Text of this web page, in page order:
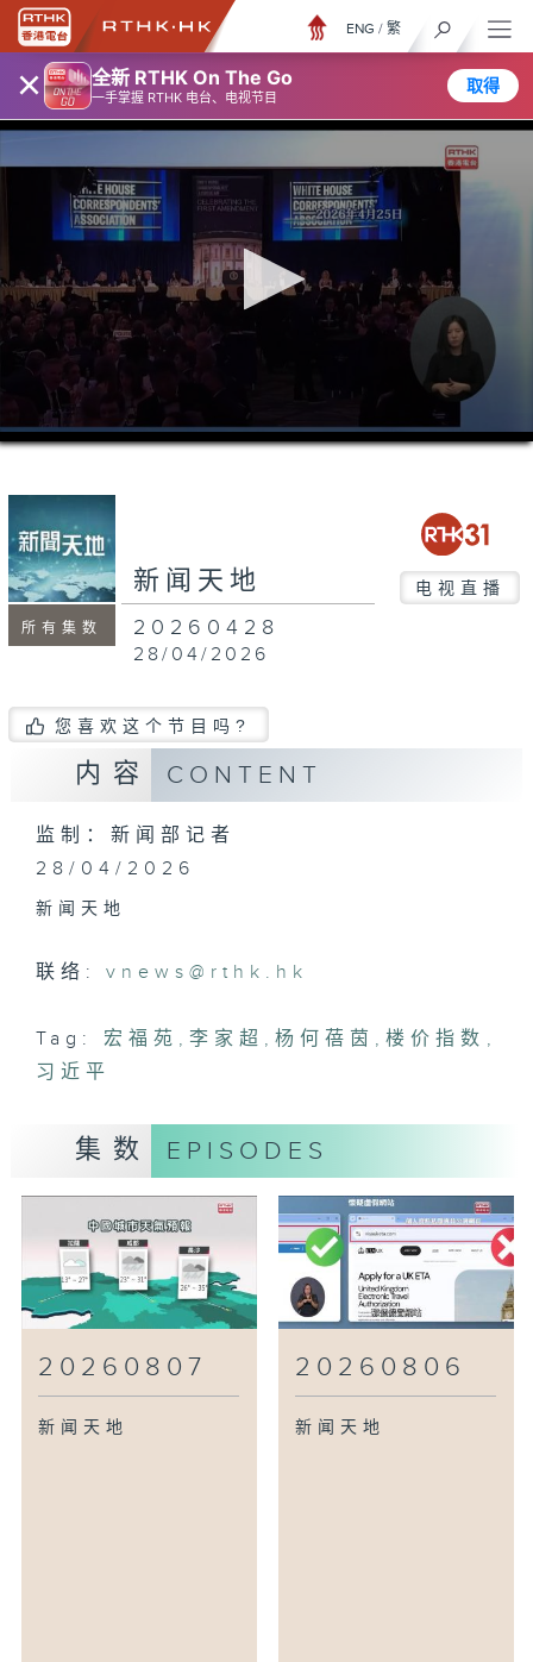
× 全新 RTHK On The Go
一手掌握 RTHK 电台、电视节目
取得
ENG / 繁
0
seconds
seconds
所有集数
新闻天地 电视直播
20260428
28/04/2026
您喜欢这个节目吗?
内容 CONTENT
监制：新闻部记者
28/04/2026
新闻天地
联络:vnews@rthk.hk
Tag: 宏福苑 , 李家超 , 杨何蓓茵 ,楼价指数 ,
习近平
集数 EPISODES
20260807
新闻天地
20260806
新闻天地